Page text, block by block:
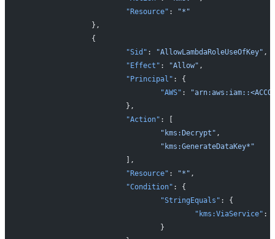
			"Resource"
:
"*"
		},
		{
			"Sid"
: "AllowLambdaRoleUseOfKey" ,
			"Effect"
: "Allow" ,
			"Principal"
: {
				"AWS"
:
			},
			"Action"
: [
				"kms:Decrypt"
,
				"kms:GenerateDataKey*"
			],
			"Resource"
: "*" ,
			"Condition"
: {
				"StringEquals"
: {
					"kms:ViaService"
:
				}